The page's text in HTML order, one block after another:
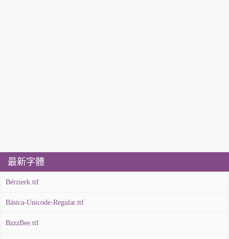
最新字體
Bérzierk.ttf
Básica-Unicode-Regular.ttf
BzzzBee.ttf